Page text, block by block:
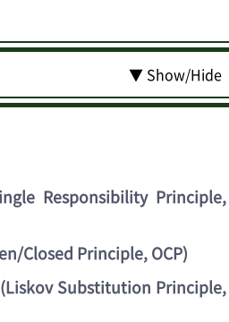
▼ Show/Hide
Responsibility Principle,
Closed Principle, OCP)
(Liskov Substitution Principle,